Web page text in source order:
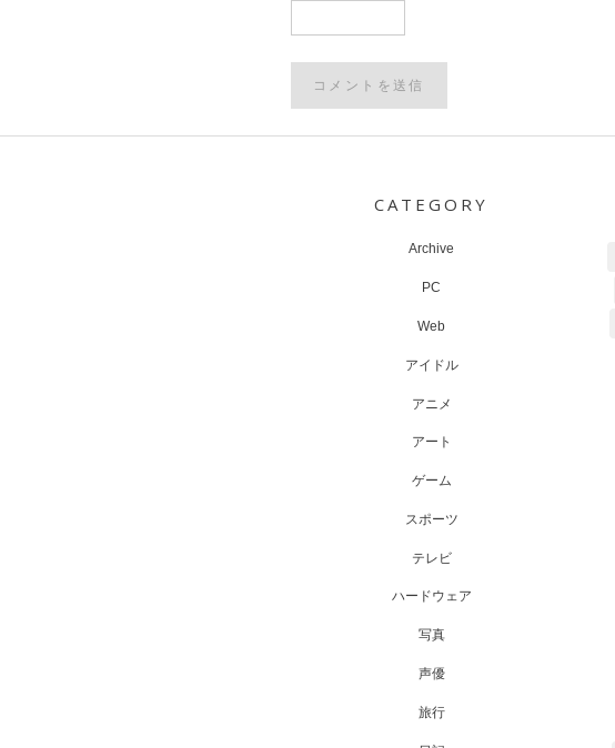
CATEGORY
Archive
PC
Web
アイドル
アニメ
アート
ゲーム
スポーツ
テレビ
ハードウェア
写真
声優
旅行